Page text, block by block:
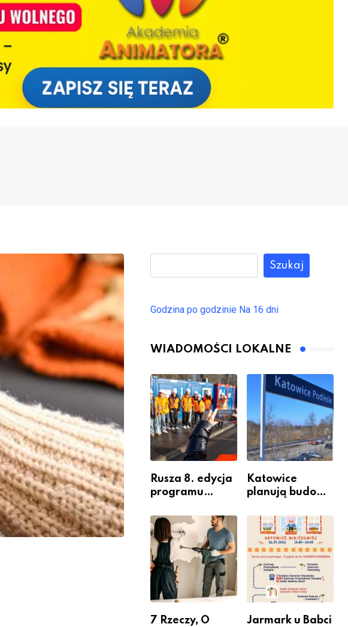
Szukaj
Godzina po godzinie Na 16 dni
WIADOMOŚCI LOKALNE
Rusza 8. edycja
programu
Miastem
Fachowców” –
nabór dla
przedsiębiorców
Katowice
planują budowę
przesiadkoweg
o w Podlesiu
7 Rzeczy, O
Jarmark u Babci